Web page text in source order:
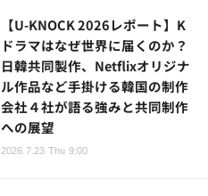
【U-KNOCK 2026レポート】K
ドラマはなぜ世界に届くのか？
日韓共同製作、Netflixオリジナ
ル作品など手掛ける韓国の制作
会社４社が語る強みと共同制作
への展望
2026.7.23 Thu 9:00